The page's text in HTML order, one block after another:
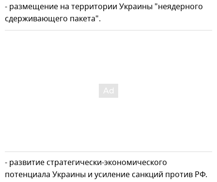
- размещение на территории Украины "неядерного
сдерживающего пакета".
- развитие стратегически-экономического
потенциала Украины и усиление санкций против РФ.